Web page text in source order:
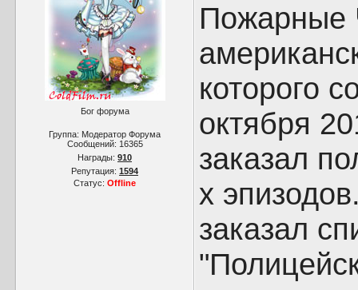
Бог форума
Группа: Модератор Форума
Сообщений: 16365
Награды: 910
Репутация: 1594
Статус: Offline
Пожарные
которого
октября
заказал
х
заказал